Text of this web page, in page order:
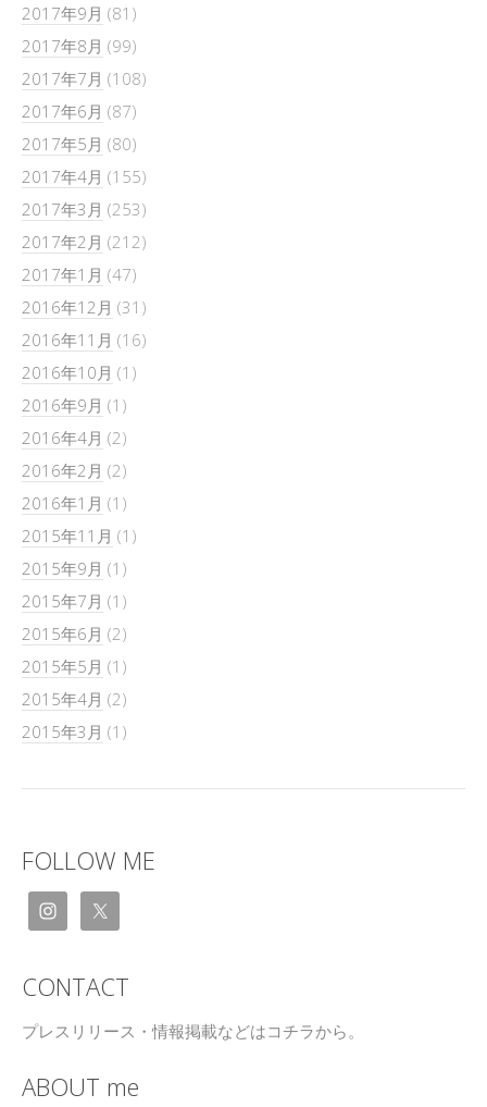
2017年9月 (81)
2017年8月 (99)
2017年7月 (108)
2017年6月 (87)
2017年5月 (80)
2017年4月 (155)
2017年3月 (253)
2017年2月 (212)
2017年1月 (47)
2016年12月 (31)
2016年11月 (16)
2016年10月 (1)
2016年9月 (1)
2016年4月 (2)
2016年2月 (2)
2016年1月 (1)
2015年11月 (1)
2015年9月 (1)
2015年7月 (1)
2015年6月 (2)
2015年5月 (1)
2015年4月 (2)
2015年3月 (1)
FOLLOW ME
CONTACT
プレスリリース・情報掲載などはコチラから。
ABOUT me